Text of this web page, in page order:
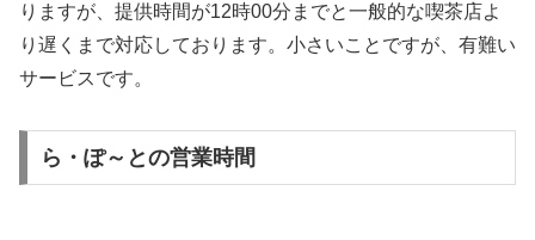
りますが、提供時間が12時00分までと一般的な喫茶店よ
り遅くまで対応しております。小さいことですが、有難い
サービスです。
ら・ぽ～との営業時間